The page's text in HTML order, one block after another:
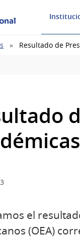
Resultado de
el
(OEA)